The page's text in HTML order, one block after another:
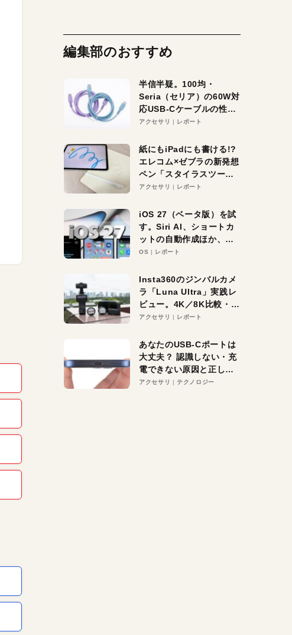
編集部のおすすめ
半信半疑。100均・
Seria（セリア）の60W対
応USB-Cケーブルの性能
を検証。超コスパの1本を
アクセサリ レポート
紙にもiPadにも書ける!?
エレコム×ゼブラの新発想
ペン「スタイラスツーウ
ェイ」レビュー。持ち替
アクセサリ レポート
iOS 27（ベータ版）を試
す。Siri AI、ショートカ
ットの自動作成ほか、期
待大の便利機能5選。
る未来はすぐそこ！
OS レポート
Insta360のジンバルカメ
ラ「Luna Ultra」実践レ
ビュー。4K／8K比較・ズ
ーム・夜間撮影をチェッ
アクセサリ レポート
あなたのUSB-Cポートは
大丈夫？ 認識しない・充
電できない原因と正しい
対策
アクセサリ テクノロジー